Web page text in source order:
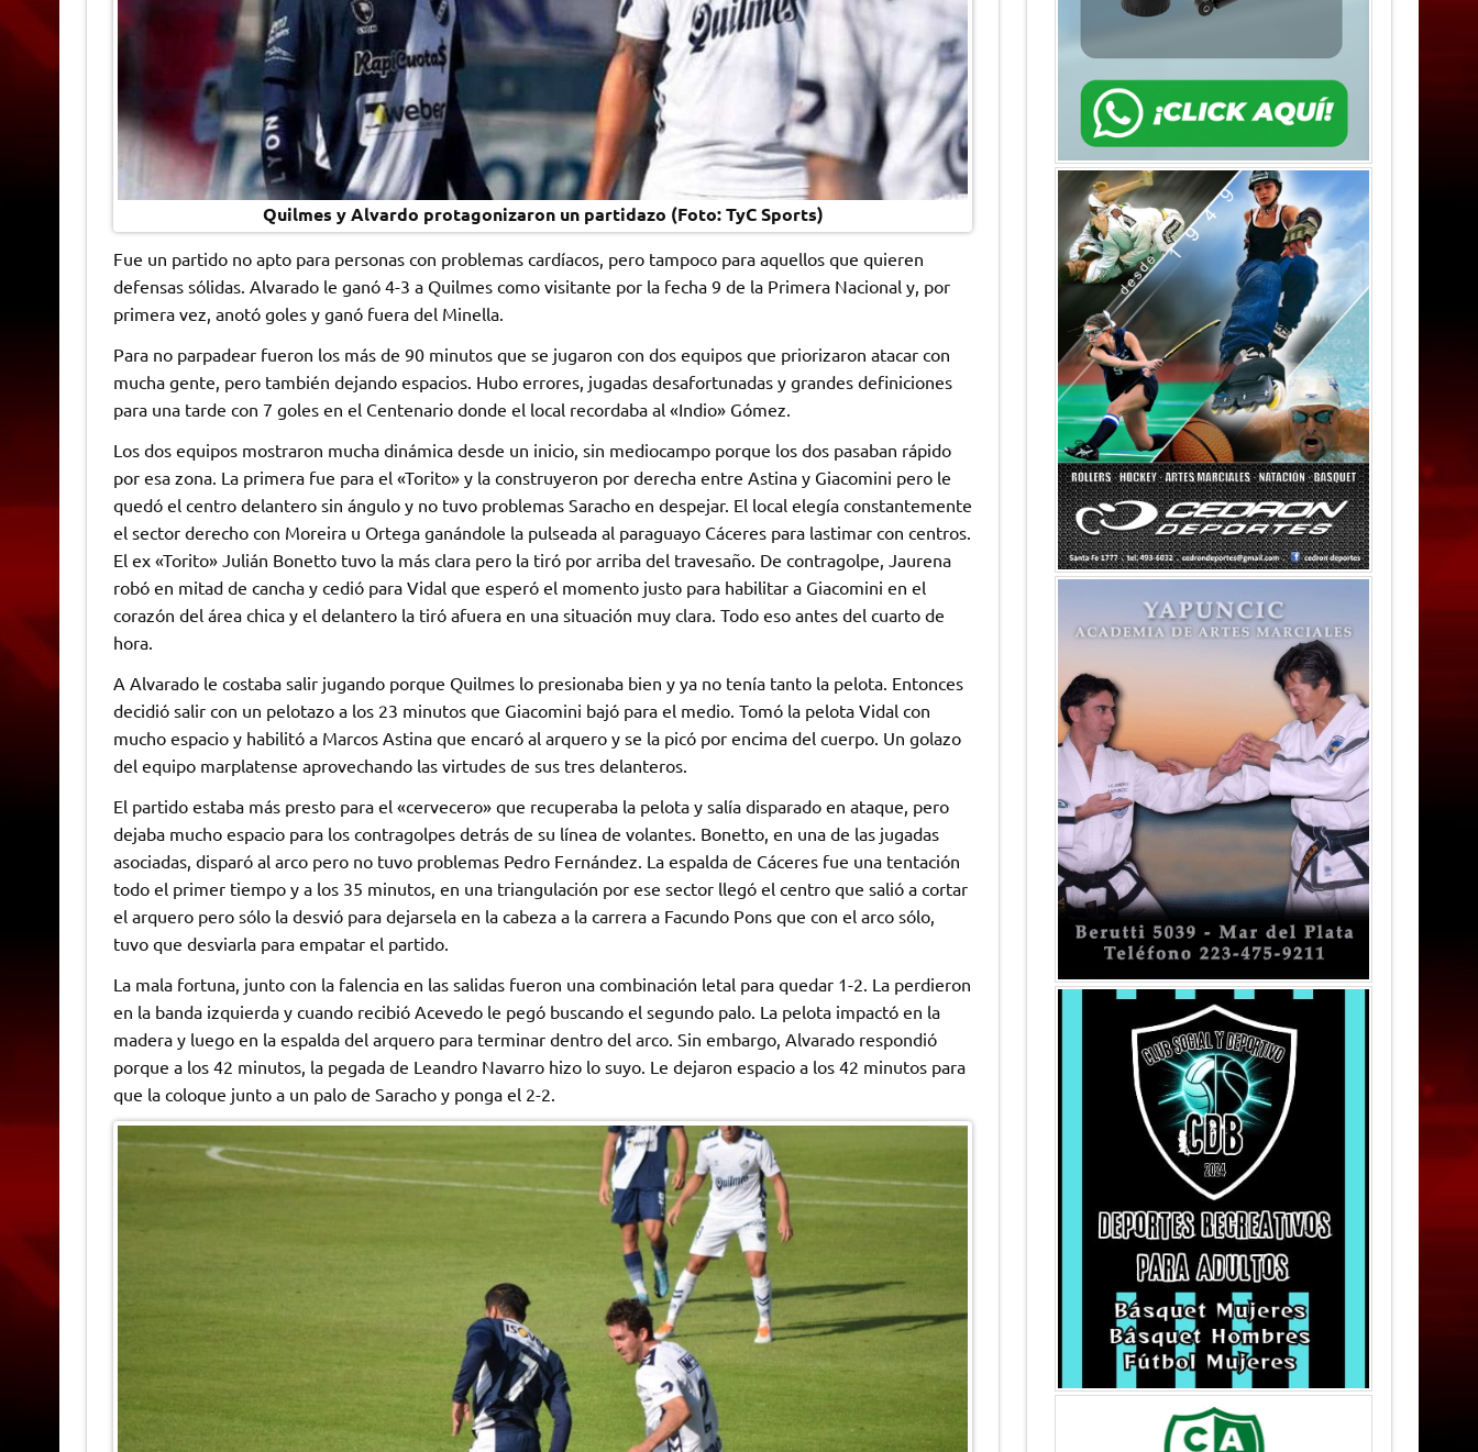
Quilmes y Alvardo protagonizaron un partidazo (Foto: TyC Sports)
Fue un partido no apto para personas con problemas cardíacos, pero tampoco para aquellos que quieren
defensas sólidas. Alvarado le ganó 4-3 a Quilmes como visitante por la fecha 9 de la Primera Nacional y, por
primera vez, anotó goles y ganó fuera del Minella.
Para no parpadear fueron los más de 90 minutos que se jugaron con dos equipos que priorizaron atacar con
mucha gente, pero también dejando espacios. Hubo errores, jugadas desafortunadas y grandes definiciones
para una tarde con 7 goles en el Centenario donde el local recordaba al «Indio» Gómez.
Los dos equipos mostraron mucha dinámica desde un inicio, sin mediocampo porque los dos pasaban rápido
por esa zona. La primera fue para el «Torito» y la construyeron por derecha entre Astina y Giacomini pero le
quedó el centro delantero sin ángulo y no tuvo problemas Saracho en despejar. El local elegía constantemente
el sector derecho con Moreira u Ortega ganándole la pulseada al paraguayo Cáceres para lastimar con centros.
El ex «Torito» Julián Bonetto tuvo la más clara pero la tiró por arriba del travesaño. De contragolpe, Jaurena
robó en mitad de cancha y cedió para Vidal que esperó el momento justo para habilitar a Giacomini en el
corazón del área chica y el delantero la tiró afuera en una situación muy clara. Todo eso antes del cuarto de
hora.
A Alvarado le costaba salir jugando porque Quilmes lo presionaba bien y ya no tenía tanto la pelota. Entonces
decidió salir con un pelotazo a los 23 minutos que Giacomini bajó para el medio. Tomó la pelota Vidal con
mucho espacio y habilitó a Marcos Astina que encaró al arquero y se la picó por encima del cuerpo. Un golazo
del equipo marplatense aprovechando las virtudes de sus tres delanteros.
El partido estaba más presto para el «cervecero» que recuperaba la pelota y salía disparado en ataque, pero
dejaba mucho espacio para los contragolpes detrás de su línea de volantes. Bonetto, en una de las jugadas
asociadas, disparó al arco pero no tuvo problemas Pedro Fernández. La espalda de Cáceres fue una tentación
todo el primer tiempo y a los 35 minutos, en una triangulación por ese sector llegó el centro que salió a cortar
el arquero pero sólo la desvió para dejarsela en la cabeza a la carrera a Facundo Pons que con el arco sólo,
tuvo que desviarla para empatar el partido.
La mala fortuna, junto con la falencia en las salidas fueron una combinación letal para quedar 1-2. La perdieron
en la banda izquierda y cuando recibió Acevedo le pegó buscando el segundo palo. La pelota impactó en la
madera y luego en la espalda del arquero para terminar dentro del arco. Sin embargo, Alvarado respondió
porque a los 42 minutos, la pegada de Leandro Navarro hizo lo suyo. Le dejaron espacio a los 42 minutos para
que la coloque junto a un palo de Saracho y ponga el 2-2.